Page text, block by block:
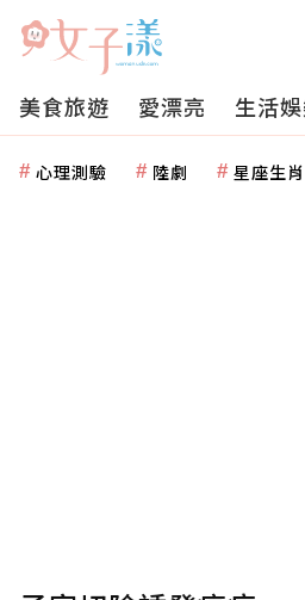
美食旅遊 愛漂亮 生活
心理測驗 陸劇 星座生肖